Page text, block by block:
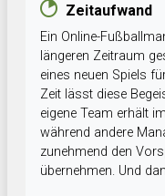
Zeitaufwand
Ein Online-
längeren Zeitraum
eines neuen Spiels
Zeit lässt diese
eigene Team erhält
während andere
zunehmend den
übernehmen. Und